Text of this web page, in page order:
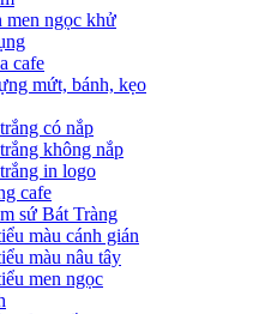
men ngọc khử
cafe
mứt, bánh, kẹo
có nắp
không nắp
in logo
cafe
sứ Bát Tràng
màu cánh gián
màu nâu tây
men ngọc